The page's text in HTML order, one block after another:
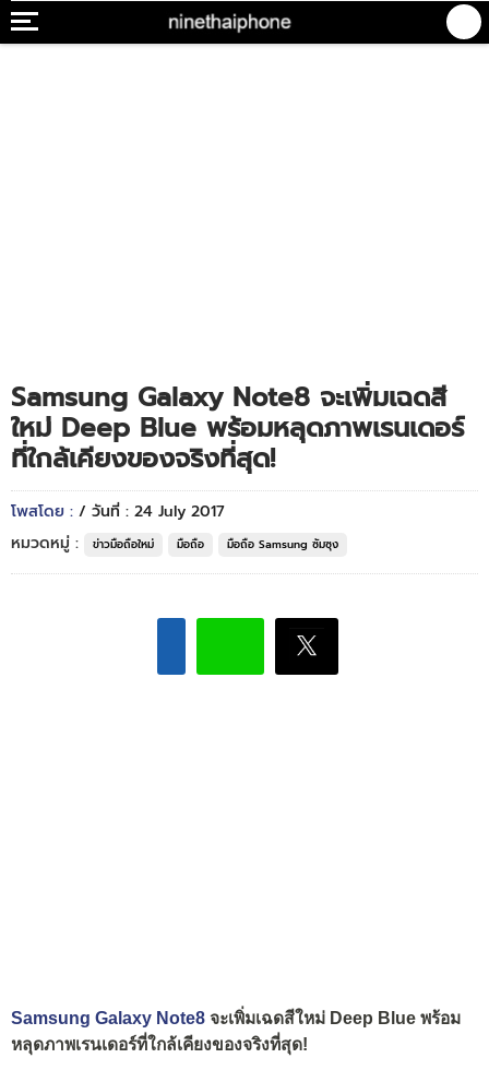
Samsung Galaxy Note8 จะเพิ่มเฉดสี
ใหม่ Deep Blue พร้อมหลุดภาพเรนเดอร์
ที่ใกล้เคียงของจริงที่สุด!
โพสโดย : / วันที่ : 24 July 2017
หมวดหมู่ :
ข่าวมือถือใหม่ มือถือ มือถือ Samsung ซัมซุง
Samsung Galaxy Note8 จะเพิ่มเฉดสีใหม่ Deep Blue พร้อม
หลุดภาพเรนเดอร์ที่ใกล้เคียงของจริงที่สุด!